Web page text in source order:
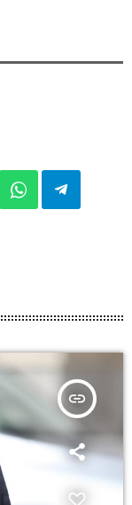
insert_link